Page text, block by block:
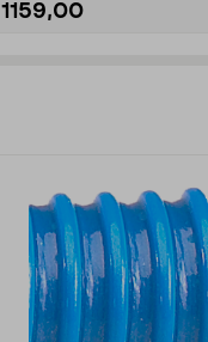
1159,00